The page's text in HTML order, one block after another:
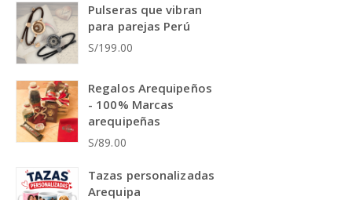
Pulseras que vibran
para parejas Perú
S/199.00
Regalos Arequipeños
- 100% Marcas
arequipeñas
S/89.00
Tazas personalizadas
Arequipa